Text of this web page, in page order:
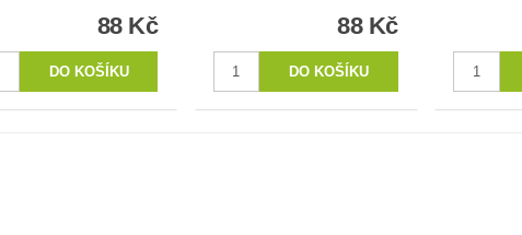
88 Kč 88 Kč